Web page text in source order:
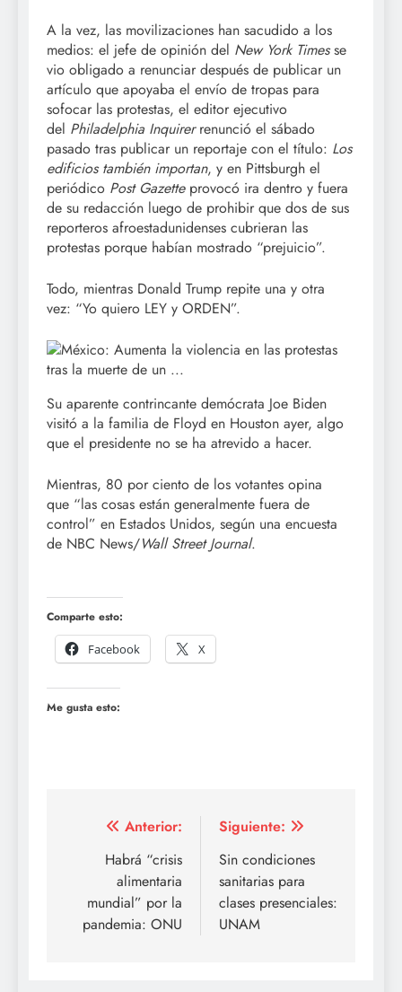
A la vez, las movilizaciones han sacudido a los
medios: el jefe de opinión del New York Timesse
vio obligado a renunciar después de publicar un
artículo que apoyaba el envío de tropas para
sofocar las protestas, el editor ejecutivo
del Philadelphia Inquirerrenunció el sábado
pasado tras publicar un reportaje con el título: Los
edificios también importan, y en Pittsburgh el
periódico Post Gazette provocó ira dentro y fuera
de su redacción luego de prohibir que dos de sus
reporteros afroestadunidenses cubrieran las
protestas porque habían mostrado prejuicio .
Todo, mientras Donald Trump repite una y otra
vez:
Yo quiero LEY y ORDEN .
Su aparente contrincante demócrata Joe Biden
visitó a la familia de Floyd en Houston ayer, algo
que el presidente no se ha atrevido a hacer.
Mientras, 80 por ciento de los votantes opina
que
las cosas están generalmente fuera de
control
en Estados Unidos, según una encuesta
de NBC News/Wall Street Journal.
Comparte esto:
Facebook
X
Me gusta esto:
Navegación
entradas
Anterior:
Habrá “crisis
alimentaria
mundial” por la
pandemia: ONU
Siguiente:
Sin condiciones
sanitarias para
clases presenciales:
UNAM